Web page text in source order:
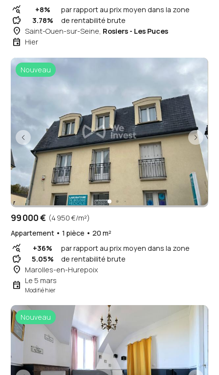
query_stats +8% par rapport au prix moyen dans la zone
savings 3.78% de rentabilité brute
place Saint-Ouen-sur-Seine, Rosiers - Les Puces
event Hier
Nouveau
99 000 € (4 950 €/m²)
Appartement • 1 pièce • 20 m²
query_stats +36% par rapport au prix moyen dans la zone
savings 5.05% de rentabilité brute
place Marolles-en-Hurepoix
event Le 5 mars
Modifié hier
Nouveau